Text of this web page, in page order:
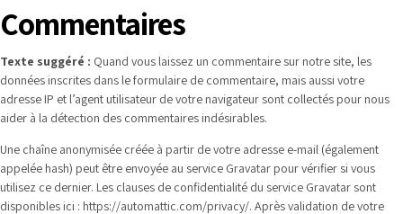
Commentaires
Texte suggéré : Quand vous laissez un commentaire sur notre site, les
données inscrites dans le formulaire de commentaire, mais aussi votre
adresse IP et l’agent utilisateur de votre navigateur sont collectés pour nous
aider à la détection des commentaires indésirables.
Une chaîne anonymisée créée à partir de votre adresse e-mail (également
appelée hash) peut être envoyée au service Gravatar pour vérifier si vous
utilisez ce dernier. Les clauses de confidentialité du service Gravatar sont
disponibles ici : https://automattic.com/privacy/. Après validation de votre